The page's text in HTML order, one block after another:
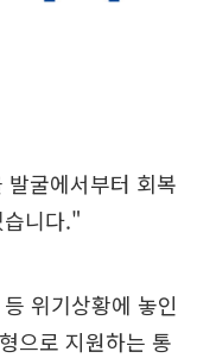
발굴에서부터 회복
니다."
위기상황에 놓인
으로 지원하는 통